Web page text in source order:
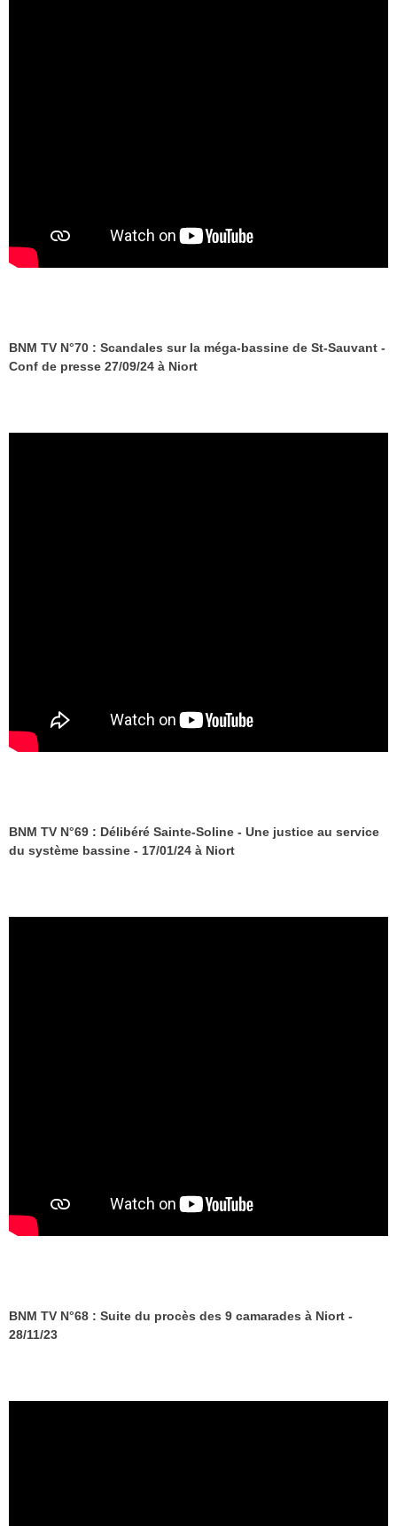
BNM TV N°70 : Scandales sur la méga-bassine de St-Sauvant -
Conf de presse 27/09/24 à Niort
BNM TV N°69 : Délibéré Sainte-Soline - Une justice au service
du système bassine - 17/01/24 à Niort
BNM TV N°68 : Suite du procès des 9 camarades à Niort -
28/11/23